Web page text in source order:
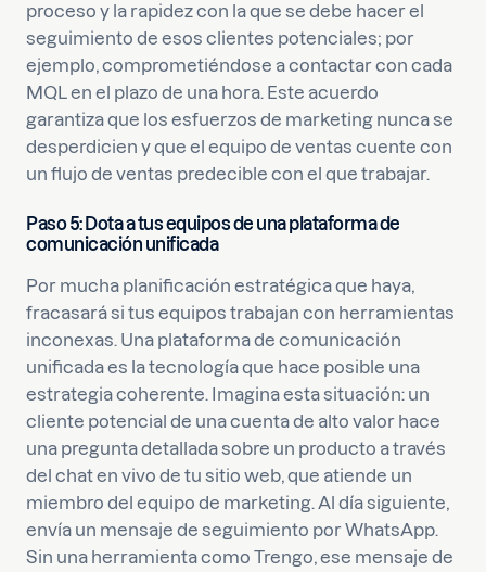
proceso y la rapidez con la que se debe hacer el
seguimiento de esos clientes potenciales; por
ejemplo, comprometiéndose a contactar con cada
MQL en el plazo de una hora. Este acuerdo
garantiza que los esfuerzos de marketing nunca se
desperdicien y que el equipo de ventas cuente con
un flujo de ventas predecible con el que trabajar.
Paso 5: Dota a tus equipos de una plataforma de
comunicación unificada
Por mucha planificación estratégica que haya,
fracasará si tus equipos trabajan con herramientas
inconexas. Una plataforma de comunicación
unificada es la tecnología que hace posible una
estrategia coherente. Imagina esta situación: un
cliente potencial de una cuenta de alto valor hace
una pregunta detallada sobre un producto a través
del chat en vivo de tu sitio web, que atiende un
miembro del equipo de marketing. Al día siguiente,
envía un mensaje de seguimiento por WhatsApp.
Sin una herramienta como Trengo, ese mensaje de